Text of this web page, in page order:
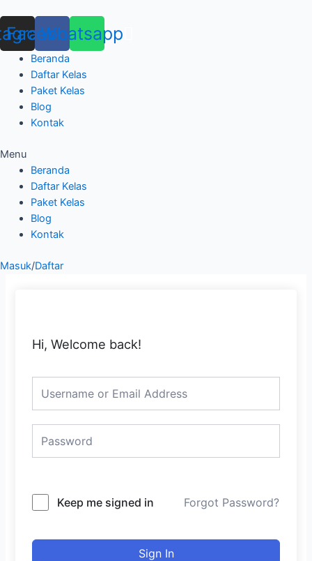
to
content
Facebook
Whatsapp
Beranda
Daftar Kelas
Paket Kelas
Blog
Kontak
Menu
Beranda
Daftar Kelas
Paket Kelas
Blog
Kontak
Masuk/Daftar
Hi, Welcome back!
Keep me signed in Forgot Password?
Sign In